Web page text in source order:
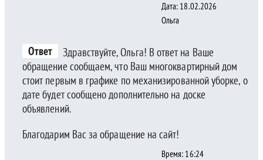
Дата: 18.02.2026
Ольга
Ответ
Здравствуйте, Ольга! В ответ на Ваше
обращение сообщаем, что Ваш многоквартирный дом
стоит первым в графике по механизированной уборке, о
дате будет сообщено дополнительно на доске
объявлений.
Благодарим Вас за обращение на сайт!
Время: 16:24